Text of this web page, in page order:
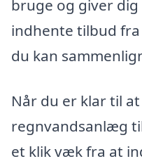
bruge og giver
indhente tilbud
du kan
Når du er klar til
regnvandsanlæg
et klik væk fra at